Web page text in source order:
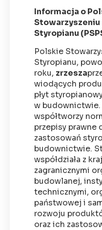
Informacja o
Styropianu
Polskie
Styropianu,
roku, zrzesza
wiodących
płyt
w budownictwie.
współtworzy
przepisy prawne
zastosowań
budownictwie.
współdziała z
zagranicznymi
budowlanej,
technicznymi,
państwowej i
rozwoju
oraz ich